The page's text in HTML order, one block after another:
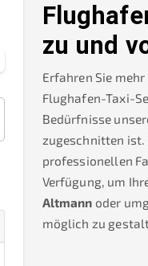
zu und
Erfahren Sie
Flughafen-Taxi-
Bedürfnisse
zugeschnitten ist.
professionellen
Verfügung, um
Altmann oder
möglich zu